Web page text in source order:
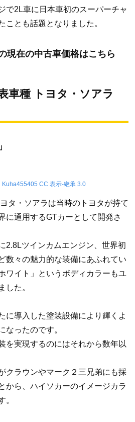
で2L車に日本車初のスーパーチャ
ことも話題となりました。
現在の中古車価格はこちら
車種 トヨタ・ソアラ
Kuha455405 CC 表示-継承 3.0
タ・ソアラは当時のトヨタが持て
に通用するGTカーとして開発さ
2.8Lツインカムエンジン、世界初
数々の魅力的な装備にあふれてい
ワイト」というボディカラーもユ
した。
に導入した塗装設備により輝くよ
なったのです。
を実現するのにはそれから数年以
クラウンやマーク２三兄弟にも採
から、ハイソカーのイメージカラ
。